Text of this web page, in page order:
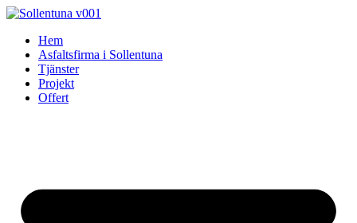
Skip
contentHem
Asfaltsfirma i Sollentuna
Tjänster
Projekt
Offert